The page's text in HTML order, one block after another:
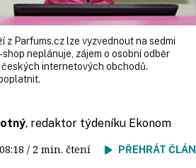
z Parfums.cz lze vyzvednout na sedmi
neplánuje, zájem o osobní odběr
internetových obchodů.
, redaktor týdeníku Ekonom
08:18 / 2 min. čtení PŘEHRÁT